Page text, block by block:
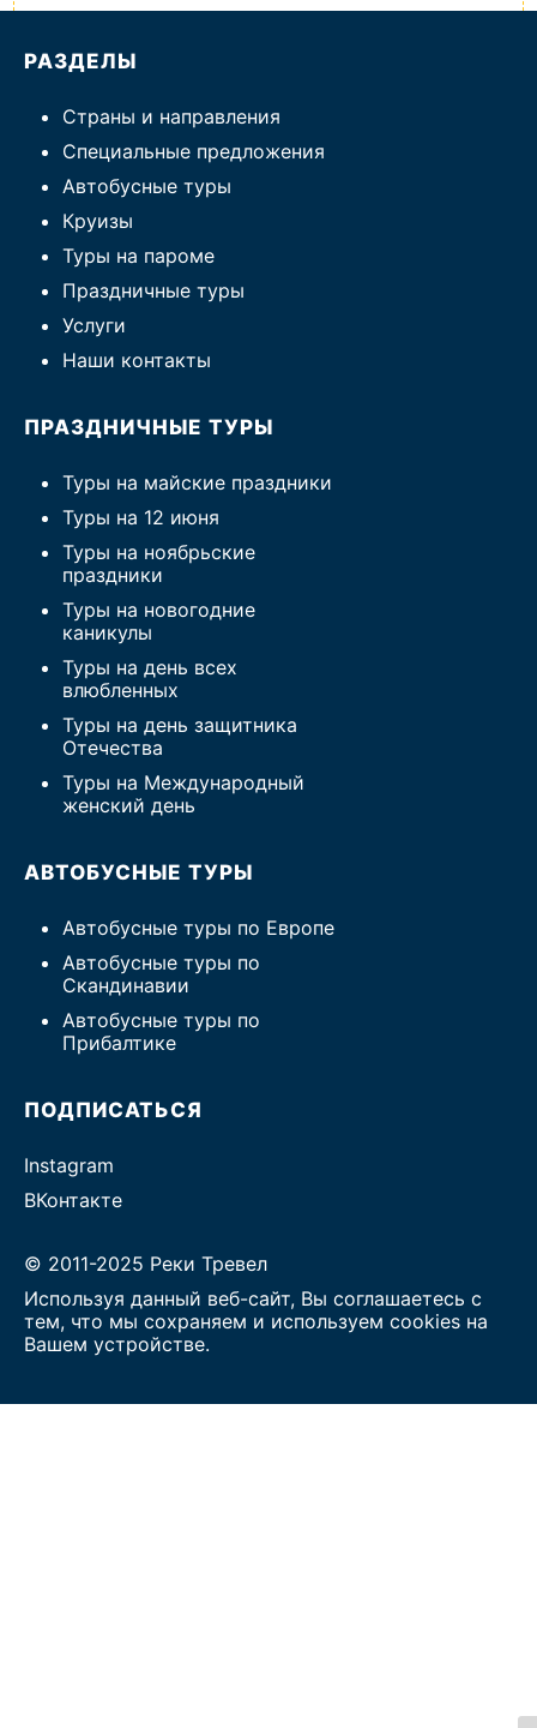
РАЗДЕЛЫ
Страны и направления
Специальные предложения
Автобусные туры
Круизы
Туры на пароме
Праздничные туры
Услуги
Наши контакты
ПРАЗДНИЧНЫЕ ТУРЫ
Туры на майские праздники
Туры на 12 июня
Туры на ноябрьские
праздники
Туры на новогодние
каникулы
Туры на день всех
влюбленных
Туры на день защитника
Отечества
Туры на Международный
женский день
АВТОБУСНЫЕ ТУРЫ
Автобусные туры по Европе
Автобусные туры по
Скандинавии
Автобусные туры по
Прибалтике
ПОДПИСАТЬСЯ
Instagram
ВКонтакте
© 2011-2025 Реки Тревел
Используя данный веб-сайт, Вы соглашаетесь с
тем, что мы сохраняем и используем cookies на
Вашем устройстве.